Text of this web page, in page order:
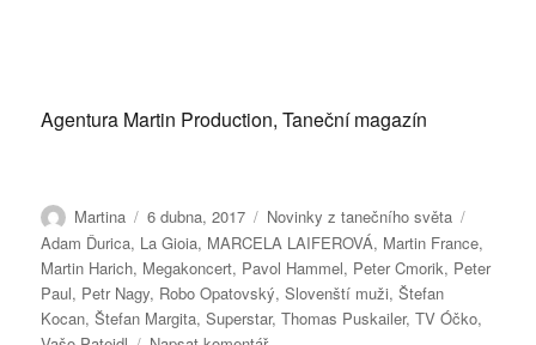
Agentura Martin Production, Taneční magazín
Autor:
Martina Publikováno:
6 dubna, 2017 Rubriky:
Novinky z tanečního světa
Adam Ďurica, La Gioia, MARCELA LAIFEROVÁ, Martin France,
Martin Harich, Megakoncert, Pavol Hammel, Peter Cmorik, Peter
Paul, Petr Nagy, Robo Opatovský,Slovenští muži,Štefan
Kocan,Štefan Margita,Superstar,Thomas Puskailer,TV Óčko,